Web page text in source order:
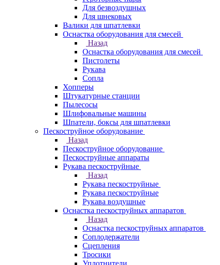
Для безвоздушных
Для шнековых
Валики для шпатлевки
Оснастка оборудования для смесей
Назад
Оснастка оборудования для смесей
Пистолеты
Рукава
Сопла
Хопперы
Штукатурные станции
Пылесосы
Шлифовальные машины
Шпатели, боксы для шпатлевки
Пескоструйное оборудование
Назад
Пескоструйное оборудование
Пескоструйные аппараты
Рукава пескоструйные
Назад
Рукава пескоструйные
Рукава пескоструйные
Рукава воздушные
Оснастка пескоструйных аппаратов
Назад
Оснастка пескоструйных аппаратов
Соплодержатели
Сцепления
Тросики
Уплотнители